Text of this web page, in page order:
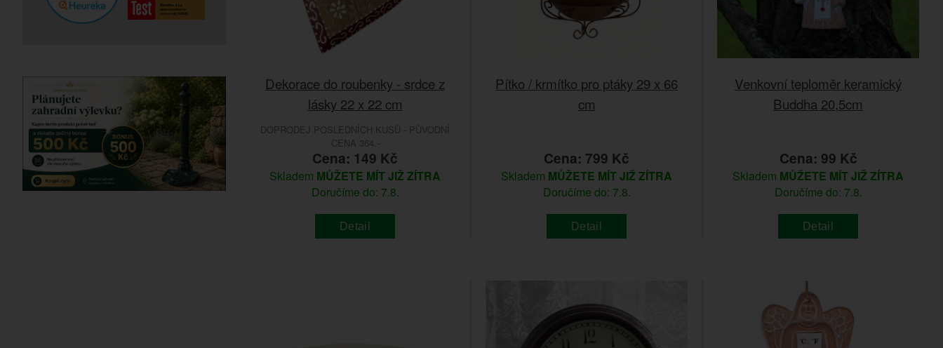
Dekorace do roubenky - srdce z
lásky 22 x 22 cm
DOPRODEJ POSLEDNÍCH KUSŮ - PŮVODNÍ
CENA 364.-
Cena: 149 Kč
Skladem MŮŽETE MÍT JIŽ ZÍTRA
Doručíme do: 7.8.
Detail
Pítko / krmítko pro ptáky 29 x 66
cm
Cena: 799 Kč
Skladem MŮŽETE MÍT JIŽ ZÍTRA
Doručíme do: 7.8.
Detail
Venkovní teploměr keramický
Buddha 20,5cm
Cena: 99 Kč
Skladem MŮŽETE MÍT JIŽ ZÍTRA
Doručíme do: 7.8.
Detail